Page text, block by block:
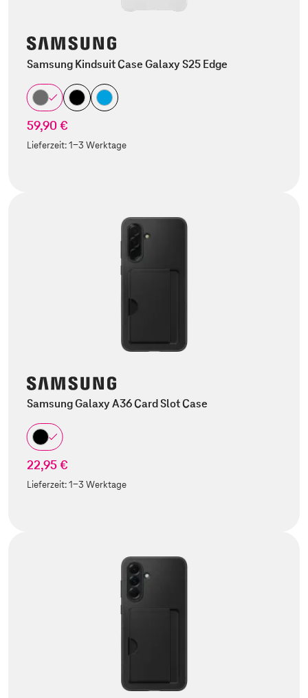
Samsung Kindsuit Case Galaxy S25 Edge
59,90 €
Lieferzeit:1-3 Werktage
Samsung Galaxy A36 Card Slot Case
22,95 €
Lieferzeit:1-3 Werktage